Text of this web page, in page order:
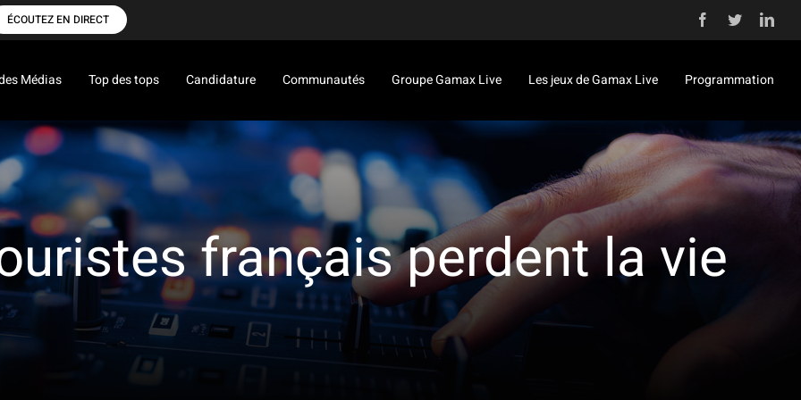
ÉCOUTEZ EN DIRECT Facebook
Twitter
Médias Top des tops Candidature Communautés Groupe Gamax Live Les jeux de Gamax Live Programmation
français perdent la vie